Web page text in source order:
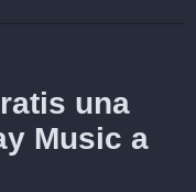
una
Music a